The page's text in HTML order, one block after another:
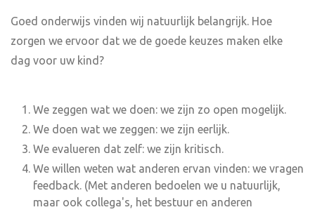
Goed onderwijs vinden wij natuurlijk belangrijk. Hoe
zorgen we ervoor dat we de goede keuzes maken elke
dag voor uw kind?
We zeggen wat we doen: we zijn zo open mogelijk.
We doen wat we zeggen: we zijn eerlijk.
We evalueren dat zelf: we zijn kritisch.
We willen weten wat anderen ervan vinden: we vragen
feedback. (Met anderen bedoelen we u natuurlijk,
maar ook collega's, het bestuur en anderen